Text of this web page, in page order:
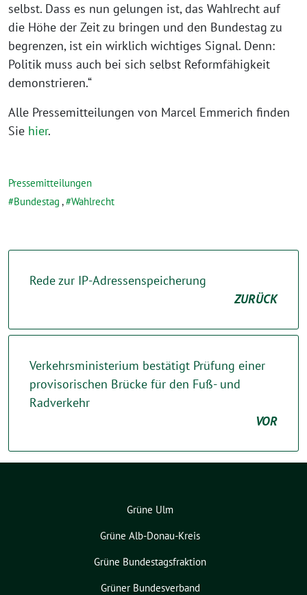
selbst. Dass es nun gelungen ist, das Wahlrecht auf
die Höhe der Zeit zu bringen und den Bundestag zu
begrenzen, ist ein wirklich wichtiges Signal. Denn:
Politik muss auch bei sich selbst Reformfähigkeit
demonstrieren.“
Alle Pressemitteilungen von Marcel Emmerich finden
Sie hier.
Pressemitteilungen
Bundestag , Wahlrecht
Rede zur IP-Adressenspeicherung
ZURÜCK
Verkehrsministerium bestätigt Prüfung einer
provisorischen Brücke für den Fuß- und
Radverkehr
VOR
Grüne Ulm
Grüne Alb-Donau-Kreis
Grüne Bundestagsfraktion
Grüner Bundesverband